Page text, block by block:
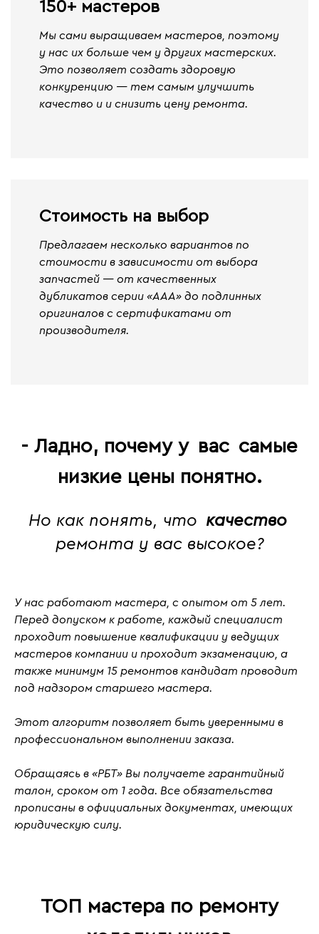
150+ мастеров
Мы сами выращиваем мастеров, поэтому
у нас их больше чем у других мастерских.
Это позволяет создать здоровую
конкуренцию — тем самым улучшить
качество и и снизить цену ремонта.
Стоимость на выбор
Предлагаем несколько вариантов по
стоимости в зависимости от выбора
запчастей — от качественных
дубликатов серии «ААА» до подлинных
оригиналов с сертификатами от
производителя.
- Ладно, почему у вас самые
низкие цены понятно.
Но как понять, что качество
ремонта у вас высокое?
У нас работают мастера, с опытом от 5 лет.
Перед допуском к работе, каждый специалист
проходит повышение квалификации у ведущих
мастеров компании и проходит экзаменацию , а
также минимум 15 ремонтов кандидат проводит
под надзором старшего мастера.
Этот алгоритм позволяет быть уверенными в
профессиональном выполнении заказа.
Обращаясь в «РБТ» Вы получаете гарантийный
талон, сроком от 1 года. Все обязательства
прописаны в официальных документах, имеющих
юридическую силу.
ТОП мастера по ремонту